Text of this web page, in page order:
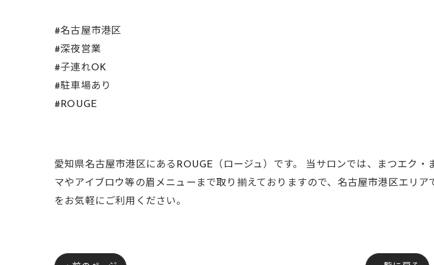
#名古屋市港区
#深夜営業
#子連れOK
#駐車場あり
#ROUGE
愛知県名古屋市港区にあるROUGE（ロージュ）です。 当サロンでは、まつエク
マやアイブロウ等の眉メニューまで取り揃えておりますので、名古屋市港区エリ
をお気軽にご利用ください。